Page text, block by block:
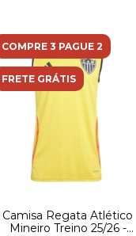
COMPRE 3 PAGUE 2
FRETE GRÁTIS
Camisa Regata Atlético
Mineiro Treino 25/26 -